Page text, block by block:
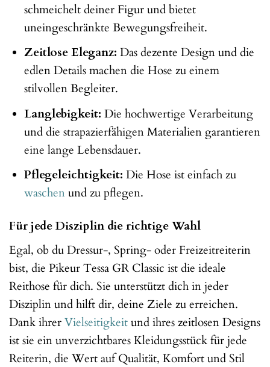
schmeichelt deiner Figur und bietet
uneingeschränkte Bewegungsfreiheit.
Zeitlose Eleganz: Das dezente Design und die
edlen Details machen die Hose zu einem
stilvollen Begleiter.
Langlebigkeit: Die hochwertige Verarbeitung
und die strapazierfähigen Materialien garantieren
eine lange Lebensdauer.
Pflegeleichtigkeit: Die Hose ist einfach zu
waschenund zu pflegen.
Für jede Disziplin die richtige Wahl
Egal, ob du Dressur-, Spring- oder Freizeitreiterin
bist, die Pikeur Tessa GR Classic ist die ideale
Reithose für dich. Sie unterstützt dich in jeder
Disziplin und hilft dir, deine Ziele zu erreichen.
Dank ihrerVielseitigkeitund ihres zeitlosen Designs
ist sie ein unverzichtbares Kleidungsstück für jede
Reiterin, die Wert auf Qualität, Komfort und Stil